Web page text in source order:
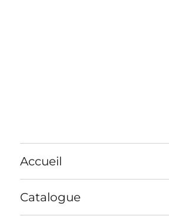
Accueil
Catalogue